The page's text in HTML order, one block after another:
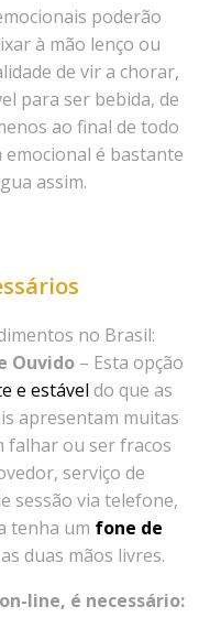
poderão
à mão lenço ou
de vir a chorar,
para ser bebida, de
ao final de todo
é bastante
assim.
no Brasil:
Ouvido – Esta opção
e estável do que as
apresentam muitas
falhar ou ser fracos
serviço de
sessão via telefone,
tenha um fone de
duas mãos livres.
line, é necessário: